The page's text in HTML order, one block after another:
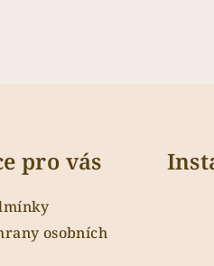
pro vás
osobních